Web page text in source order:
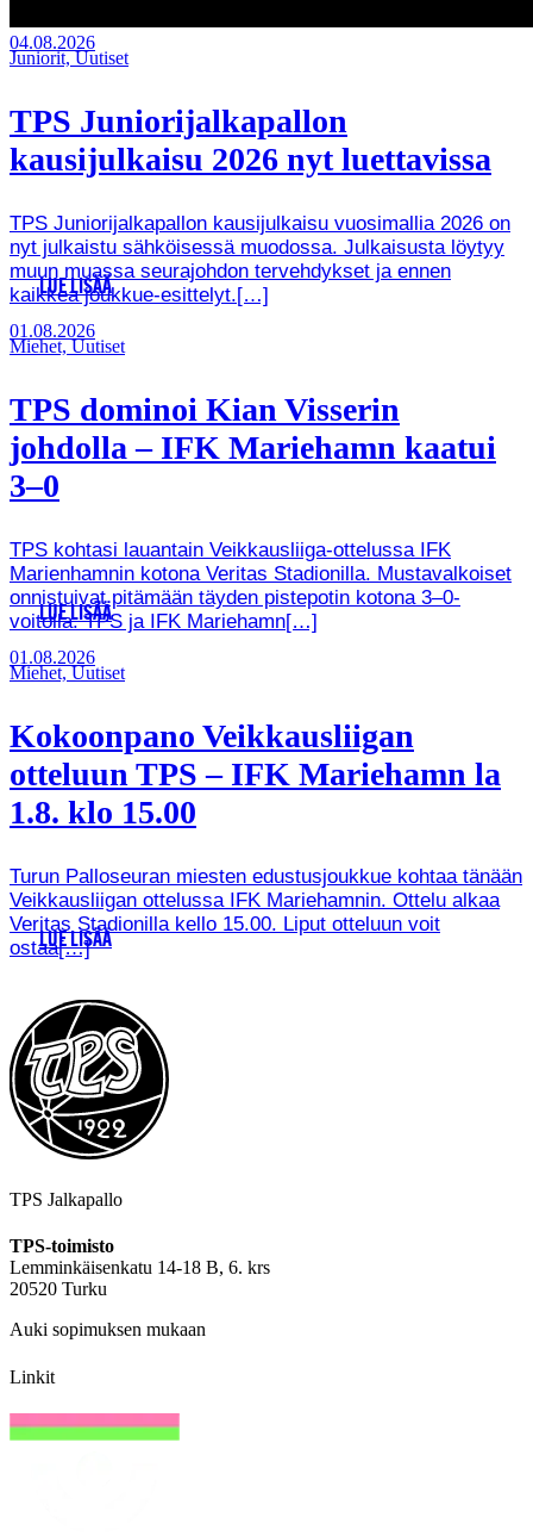
04.08.2026
Juniorit, Uutiset
TPS Juniorijalkapallon
kausijulkaisu 2026 nyt luettavissa
TPS Juniorijalkapallon kausijulkaisu vuosimallia 2026 on
nyt julkaistu sähköisessä muodossa. Julkaisusta löytyy
muun muassa seurajohdon tervehdykset ja ennen
kaikkea joukkue-esittelyt.[…]
LUE LISÄÄ
01.08.2026
Miehet, Uutiset
TPS dominoi Kian Visserin
johdolla – IFK Mariehamn kaatui
3–0
TPS kohtasi lauantain Veikkausliiga-ottelussa IFK
Marienhamnin kotona Veritas Stadionilla. Mustavalkoiset
onnistuivat pitämään täyden pistepotin kotona 3–0-
voitolla. TPS ja IFK Mariehamn[…]
LUE LISÄÄ
01.08.2026
Miehet, Uutiset
Kokoonpano Veikkausliigan
otteluun TPS – IFK Mariehamn la
1.8. klo 15.00
Turun Palloseuran miesten edustusjoukkue kohtaa tänään
Veikkausliigan ottelussa IFK Mariehamnin. Ottelu alkaa
Veritas Stadionilla kello 15.00. Liput otteluun voit
ostaa[…]
LUE LISÄÄ
TPS Jalkapallo
TPS-toimisto
Lemminkäisenkatu 14-18 B, 6. krs
20520 Turku
Auki sopimuksen mukaan
Linkit